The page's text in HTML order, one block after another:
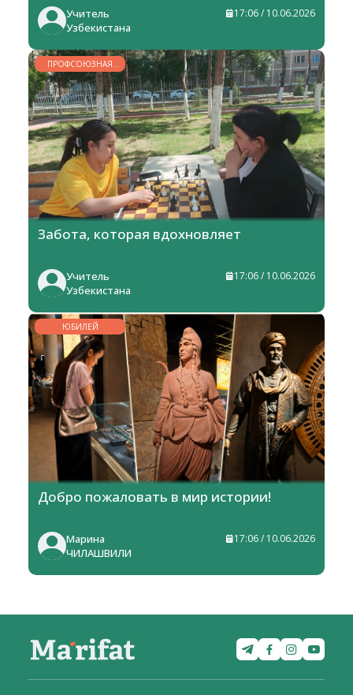
Учитель
Узбекистана
17:06 / 10.06.2026
ПРОФСОЮЗНАЯ
ЖИЗНЬ
Забота, которая вдохновляет
Учитель
Узбекистана
17:06 / 10.06.2026
ЮБИЛЕЙ
Добро пожаловать в мир истории!
Марина
ЧИЛАШВИЛИ
17:06 / 10.06.2026